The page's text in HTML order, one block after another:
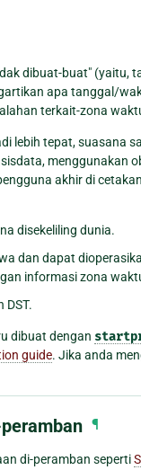
dibuat-buat" (yaitu,
apa tanggal/
terkait-zona
lebih tepat, suasana
menggunakan
akhir di
disekeliling dunia.
dan dapat
informasi zona
DST.
dibuat dengan
guide. Jika anda
¶
di-peramban seperti